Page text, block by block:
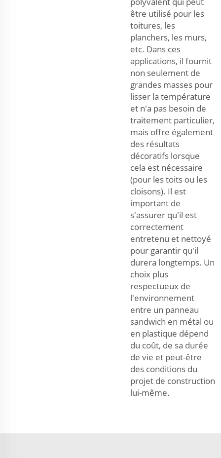
être utilisé pour les
toitures, les
planchers, les murs,
etc. Dans ces
applications, il fournit
non seulement de
grandes masses pour
lisser la température
et n'a pas besoin de
traitement particulier,
mais offre également
des résultats
décoratifs lorsque
cela est nécessaire
(pour les toits ou les
cloisons). Il est
important de
s'assurer qu'il est
correctement
entretenu et nettoyé
pour garantir qu'il
durera longtemps. Un
choix plus
respectueux de
l'environnement
entre un panneau
sandwich en métal ou
en plastique dépend
du coût, de sa durée
de vie et peut-être
des conditions du
projet de construction
lui-même.